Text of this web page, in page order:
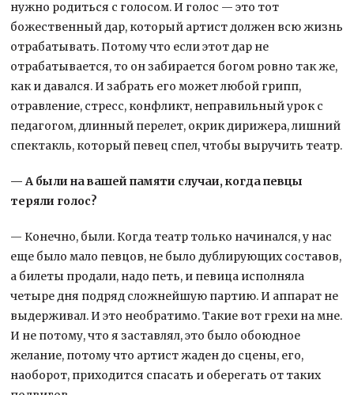
нужно родиться с голосом. И голос — это тот
божественный дар, который артист должен всю жизнь
отрабатывать. Потому что если этот дар не
отрабатывается, то он забирается богом ровно так же,
как и давался. И забрать его может любой грипп,
отравление, стресс, конфликт, неправильный урок с
педагогом, длинный перелет, окрик дирижера, лишний
спектакль, который певец спел, чтобы выручить театр.
— А были на вашей памяти случаи, когда певцы
теряли голос?
— Конечно, были. Когда театр только начинался, у нас
еще было мало певцов, не было дублирующих составов,
а билеты продали, надо петь, и певица исполняла
четыре дня подряд сложнейшую партию. И аппарат не
выдерживал. И это необратимо. Такие вот грехи на мне.
И не потому, что я заставлял, это было обоюдное
желание, потому что артист жаден до сцены, его,
наоборот, приходится спасать и оберегать от таких